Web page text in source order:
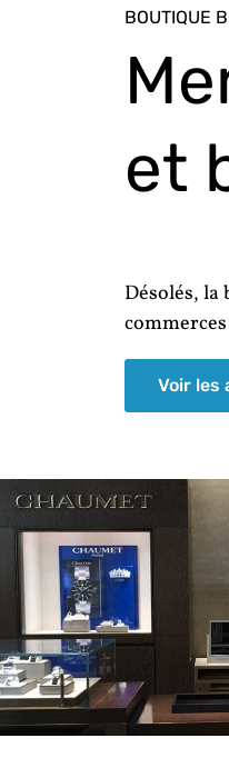
BOUTIQUE
et
Désolés, la
Voir les